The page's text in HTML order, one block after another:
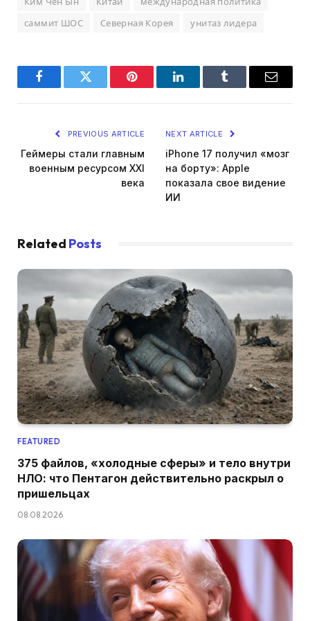
саммит ШОС
Северная Корея унитаз лидера
FacebookTwitter Pinterest LinkedInTumblr Email
PREVIOUS ARTICLE
Геймеры стали главным
военным ресурсом XXI
века
NEXT ARTICLE
iPhone 17 получил «мозг
на борту»: Apple
показала свое видение
ИИ
Related Posts
FEATURED
375 файлов, «холодные сферы» и тело внутри
НЛО: что Пентагон действительно раскрыл о
пришельцах
08.08.2026